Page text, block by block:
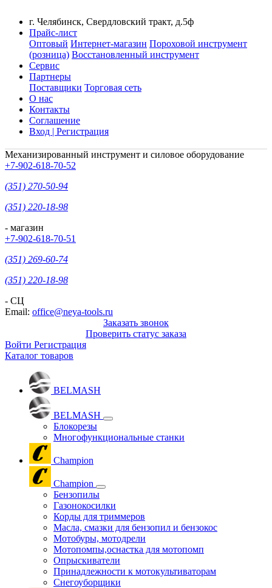
г. Челябинск, Свердловский тракт, д.5ф
Прайс-лист
Оптовый Интернет-магазин Пороховой инструмент
(розница) Восстановленный инструмент
Сервис
Партнеры
Поставщики Торговая сеть
О нас
Контакты
Соглашение
Вход | Регистрация
Механизированный инструмент и силовое оборудование
+7-902-618-70-52
(351) 270-50-94
(351) 220-18-98
- магазин
+7-902-618-70-51
(351) 269-60-74
(351) 220-18-98
- СЦ
Email: office@neya-tools.ru
Заказать звонок
Проверить статус заказа
Войти Регистрация
Каталог товаров
BELMASH
BELMASH
Блокорезы
Многофункциональные станки
Champion
Champion
Бензопилы
Газонокосилки
Корды для триммеров
Масла, смазки для бензопил и бензокос
Мотобуры, мотодрели
Мотопомпы,оснастка для мотопомп
Опрыскиватели
Принадлежности к мотокультиваторам
Снегоуборщики